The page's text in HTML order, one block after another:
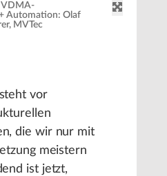
VDMA-
Automation: Olaf
MVTec
vor
die wir nur mit
meistern
ist jetzt,